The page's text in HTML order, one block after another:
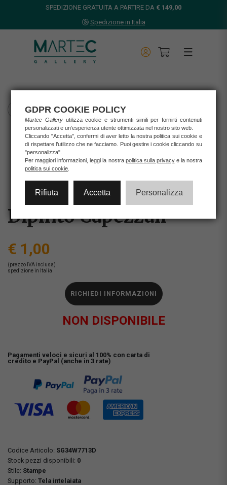
SPEDIZIONE GRATUITA A PARTIRE DA € 149,00
Spedizione in Italia
TORNA INDIETRO
Home
Opere d'arte
Stampe
DIPINTO CAPEZZALI
Dipinto Capezzali
€ 1,00
(prezzo IVA inclusa)
spedizione in Italia
RICHIEDI INFORMAZIONI
NON DISPONIBILE
Pagamenti veloci e sicuri al 100% con carta di
credito e PayPal (anche in 3 rate)
Codice Articolo: SG34W7713D
Stock pezzi disponibili: 0
Stile: Stampe
Supporto: Tela intelaiata
GDPR COOKIE POLICY
Martec Gallery utilizza cookie e strumenti simili per fornirti contenuti
personalizzati e un’esperienza utente ottimizzata nel nostro sito web.
Cliccando "Accetta", confermi di aver letto la nostra politica sui cookie e
di rispettare l’utilizzo che ne facciamo. Puoi gestire i cookie cliccando su
"personalizza".
Per maggiori informazioni, leggi la nostra politica sulla privacye la nostra
politica sui cookie.
Rifiuta Accetta Personalizza